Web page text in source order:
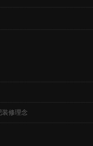
修理念